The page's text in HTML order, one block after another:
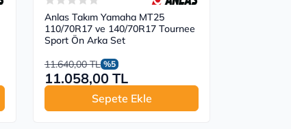
Anlas Takım Yamaha MT25
110/70R17 ve 140/70R17 Tournee
Sport Ön Arka Set
11.640,00 TL %5
11.058,00 TL
Sepete Ekle